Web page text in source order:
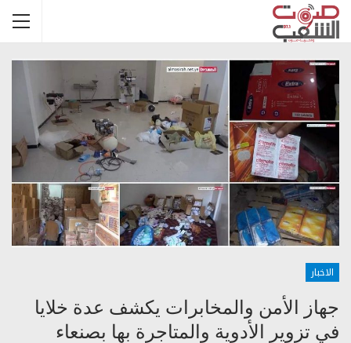
الاخبار
جهاز الأمن والمخابرات يكشف عدة خلايا
في تزوير الأدوية والمتاجرة بها بصنعاء